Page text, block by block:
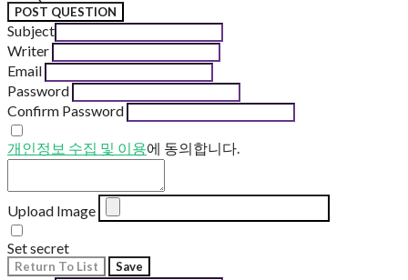
POST QUESTION
Subject
Writer
Email
Password
Confirm Password
개인정보 수집 및 이용에 동의합니다.
Upload Image
Set secret
Return To List Save